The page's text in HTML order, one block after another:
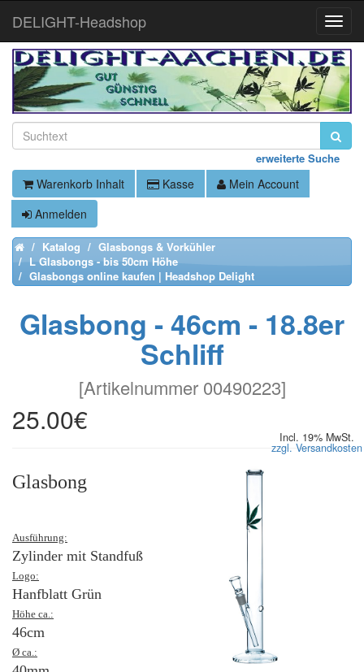
erweiterte Suche
Warenkorb Inhalt Kasse
Mein Account
Anmelden
HomeKatalog
Glasbongs & Vorkühler
L Glasbongs - bis 50cm Höhe
Glasbongs online kaufen | Headshop Delight
Glasbong - 46cm - 18.8er
Schliff
[Artikelnummer 00490223]
25.00€
Incl. 19% MwSt.
zzgl. Versandkosten
Glasbong
Ausführung:
Zylinder mit Standfuß
Logo:
Hanfblatt Grün
Höhe ca.:
46cm
Ø ca.:
Toggle
DELIGHT-Headshop